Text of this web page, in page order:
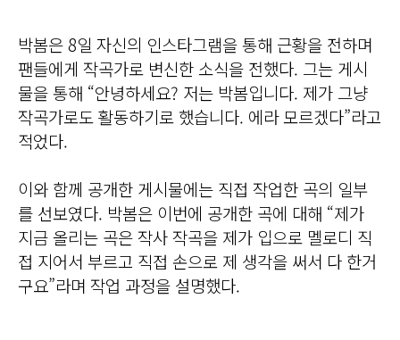
박봄은 8일 자신의 인스타그램을 통해 근황을 전하며
팬들에게 작곡가로 변신한 소식을 전했다. 그는 게시
물을 통해 “안녕하세요? 저는 박봄입니다. 제가 그냥
작곡가로도 활동하기로 했습니다. 에라 모르겠다”라고
적었다.
이와 함께 공개한 게시물에는 직접 작업한 곡의 일부
를 선보였다. 박봄은 이번에 공개한 곡에 대해 “제가
지금 올리는 곡은 작사 작곡을 제가 입으로 멜로디 직
접 지어서 부르고 직접 손으로 제 생각을 써서 다 한거
구요”라며 작업 과정을 설명했다.